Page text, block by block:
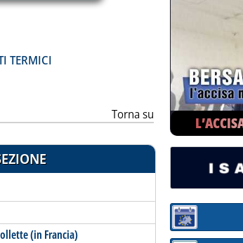
TERMICI
Torna su
(in Francia)
Sezione: